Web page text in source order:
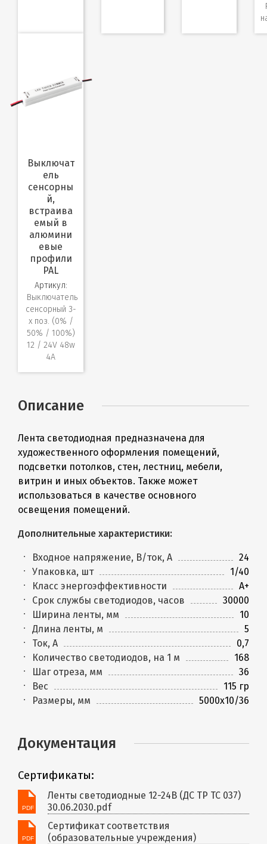
Выключат
ель
сенсорны
й,
встраива
емый в
алюмини
евые
профили
PAL
Артикул:
Выключатель
сенсорный 3-
х поз. (0% /
50% / 100%)
12 / 24V 48w
4A
Описание
Лента светодиодная предназначена для
художественного оформления помещений,
подсветки потолков, стен, лестниц, мебели,
витрин и иных объектов. Также может
использоваться в качестве основного
освещения помещений.
Дополнительные характеристики:
Входное напряжение, В/ток, А
24
Упаковка, шт
1/40
Класс энергоэффективности
A+
Срок службы светодиодов, часов
30000
Ширина ленты, мм
10
Длина ленты, м
5
Ток, А
0,7
Количество светодиодов, на 1 м
168
Шаг отреза, мм
36
Вес
115 гр
Размеры, мм
5000х10/36
Документация
Сертификаты:
Ленты светодиодные 12-24В (ДС ТР ТС 037)
30.06.2030.pdf
Сертификат соответствия
(образовательные учреждения)